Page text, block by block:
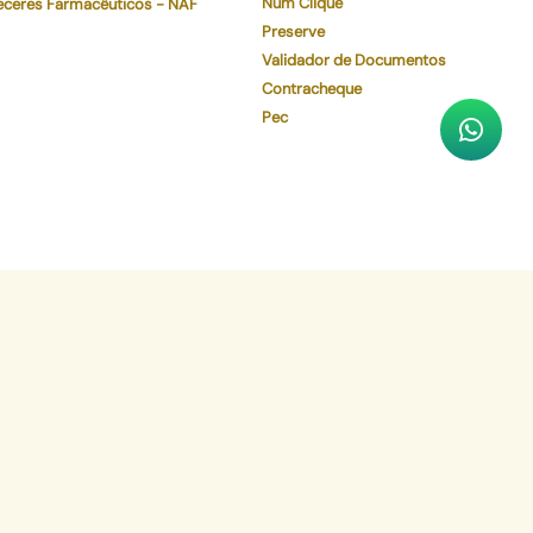
Farmacêuticos - NAF
Preserve
Validador de Documentos
Contracheque
Pec